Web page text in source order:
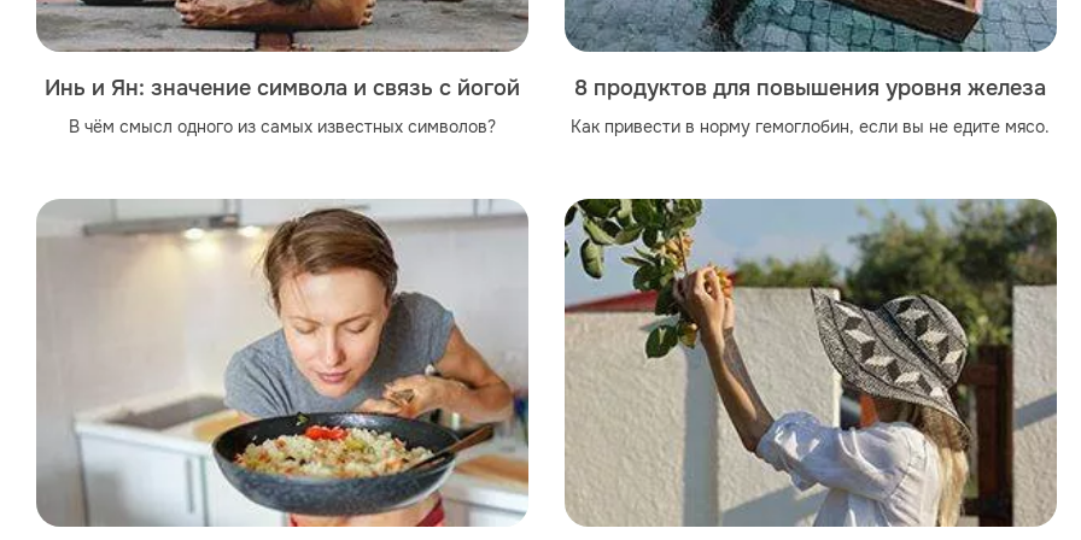
Инь и Ян: значение символа и связь с йогой
В чём смысл одного из самых известных символов?
8 продуктов для повышения уровня железа
Как привести в норму гемоглобин, если вы не едите мясо.